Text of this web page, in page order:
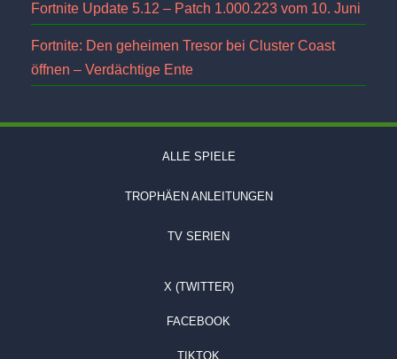
Fortnite Update 5.12 – Patch 1.000.223 vom 10. Juni
Fortnite: Den geheimen Tresor bei Cluster Coast
öffnen – Verdächtige Ente
ALLE SPIELE
TROPHÄEN ANLEITUNGEN
TV SERIEN
X (TWITTER)
FACEBOOK
TIKTOK